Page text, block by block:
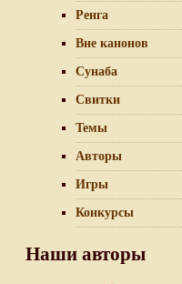
Ренга
Вне канонов
Сунаба
Свитки
Темы
Авторы
Игры
Конкурсы
Наши авторы